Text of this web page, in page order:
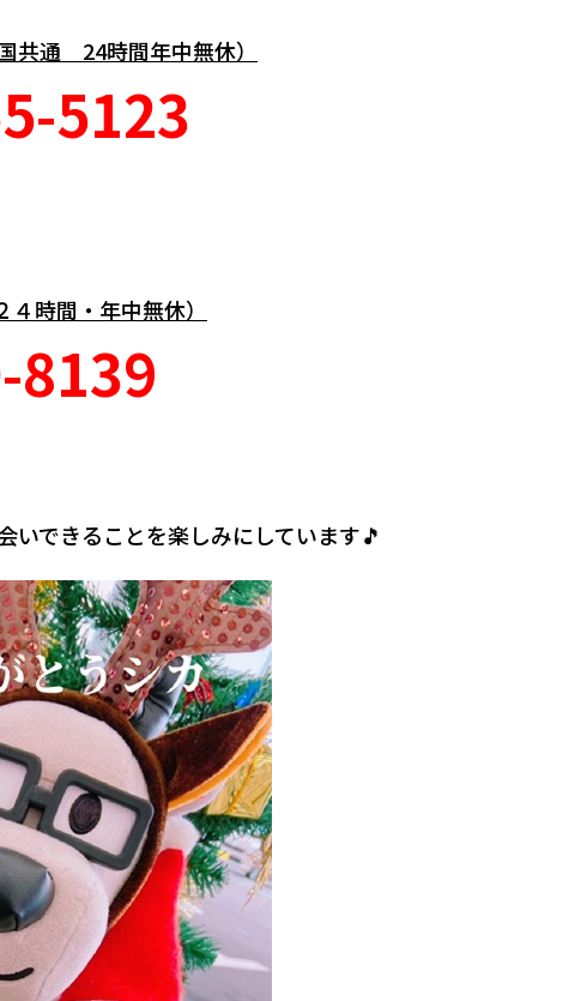
共通 24時間年中無休）
5123
時間・年中無休）
8139
いできることを楽しみにしています🎵